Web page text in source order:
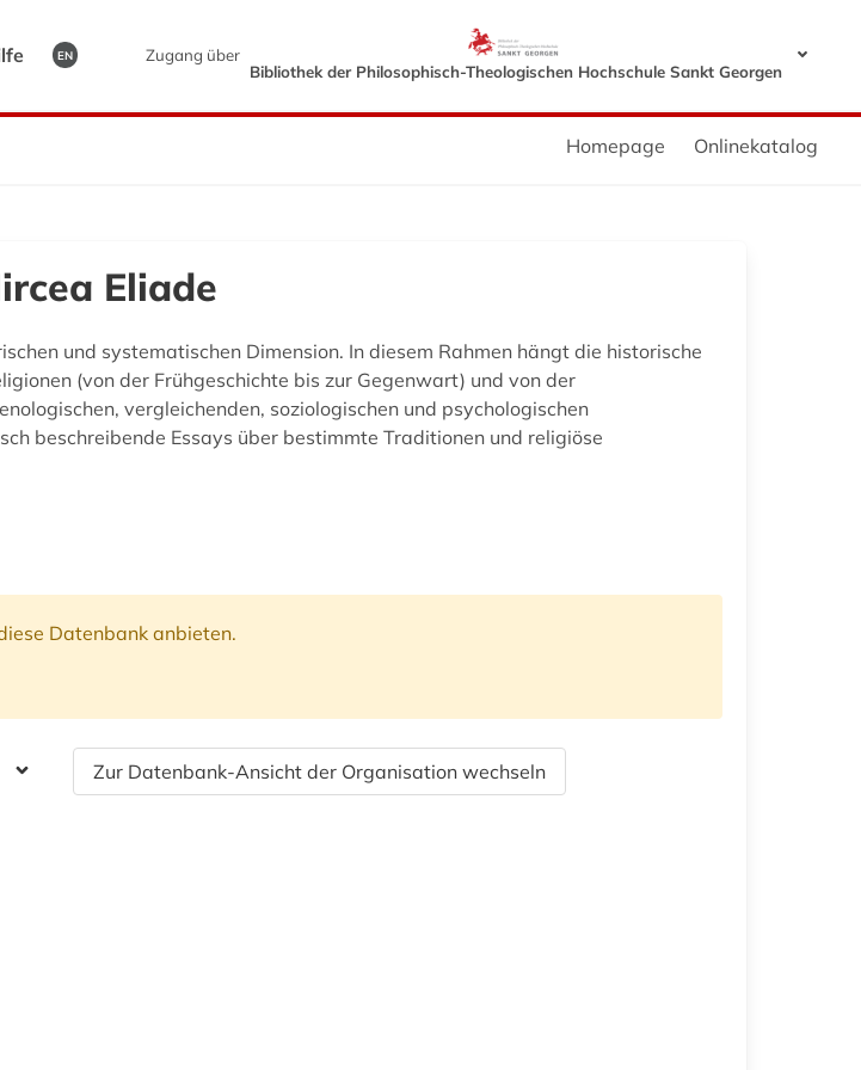
EN
Zugang über
Bibliothek der Philosophisch-Theologischen Hochschule Sankt Georgen
Homepage Onlinekatalog
Eliade
und systematischen Dimension. In diesem Rahmen hängt die historische
(von der Frühgeschichte bis zur Gegenwart) und von der
vergleichenden, soziologischen und psychologischen
beschreibende Essays über bestimmte Traditionen und religiöse
Datenbank anbieten.
Zur Datenbank-Ansicht der Organisation wechseln